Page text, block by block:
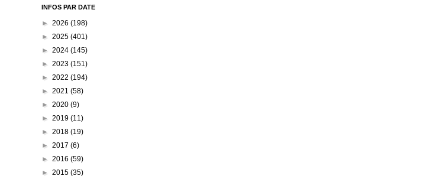
INFOS PAR DATE
► 2026 (198)
► 2025 (401)
► 2024 (145)
► 2023 (151)
► 2022 (194)
► 2021 (58)
► 2020 (9)
► 2019 (11)
► 2018 (19)
► 2017 (6)
► 2016 (59)
► 2015 (35)